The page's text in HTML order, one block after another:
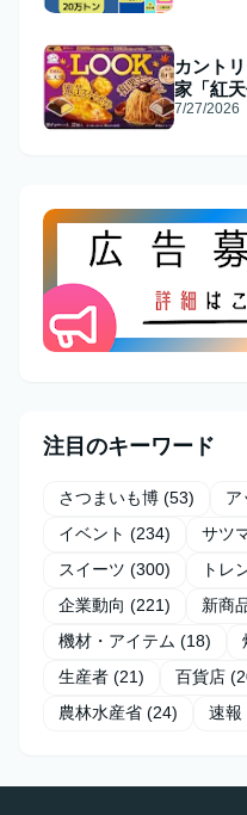
カント
家「紅
7/27/2026
注目のキーワード
さつまいも博 (53) ア
イベント (234) サツ
スイーツ (300) トレ
企業動向 (221) 新商
機材・アイテム (18)
生産者 (21) 百貨店
農林水産省 (24) 速報